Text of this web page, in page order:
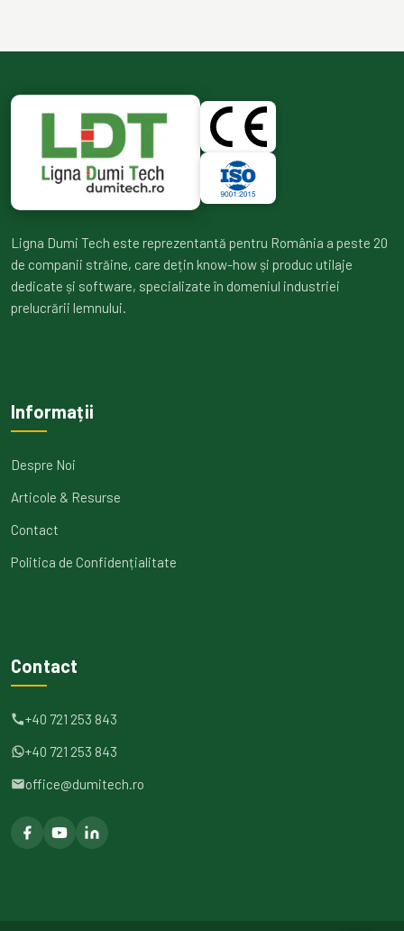
Ligna Dumi Tech este reprezentantă pentru România a peste 20
de companii străine, care dețin know-how și produc utilaje
dedicate și software, specializate în domeniul industriei
prelucrării lemnului.
Informații
Despre Noi
Articole & Resurse
Contact
Politica de Confidențialitate
Contact
+40 721 253 843
+40 721 253 843
office@dumitech.ro